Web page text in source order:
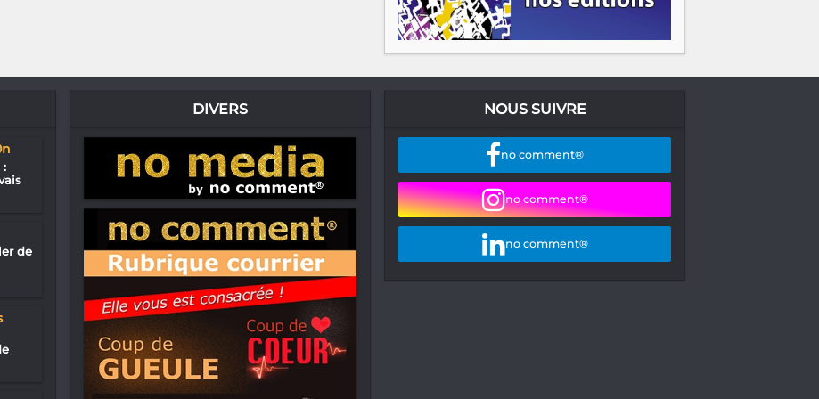
:
de
DIVERS NOUS SUIVRE
no comment®
no comment®
no comment®